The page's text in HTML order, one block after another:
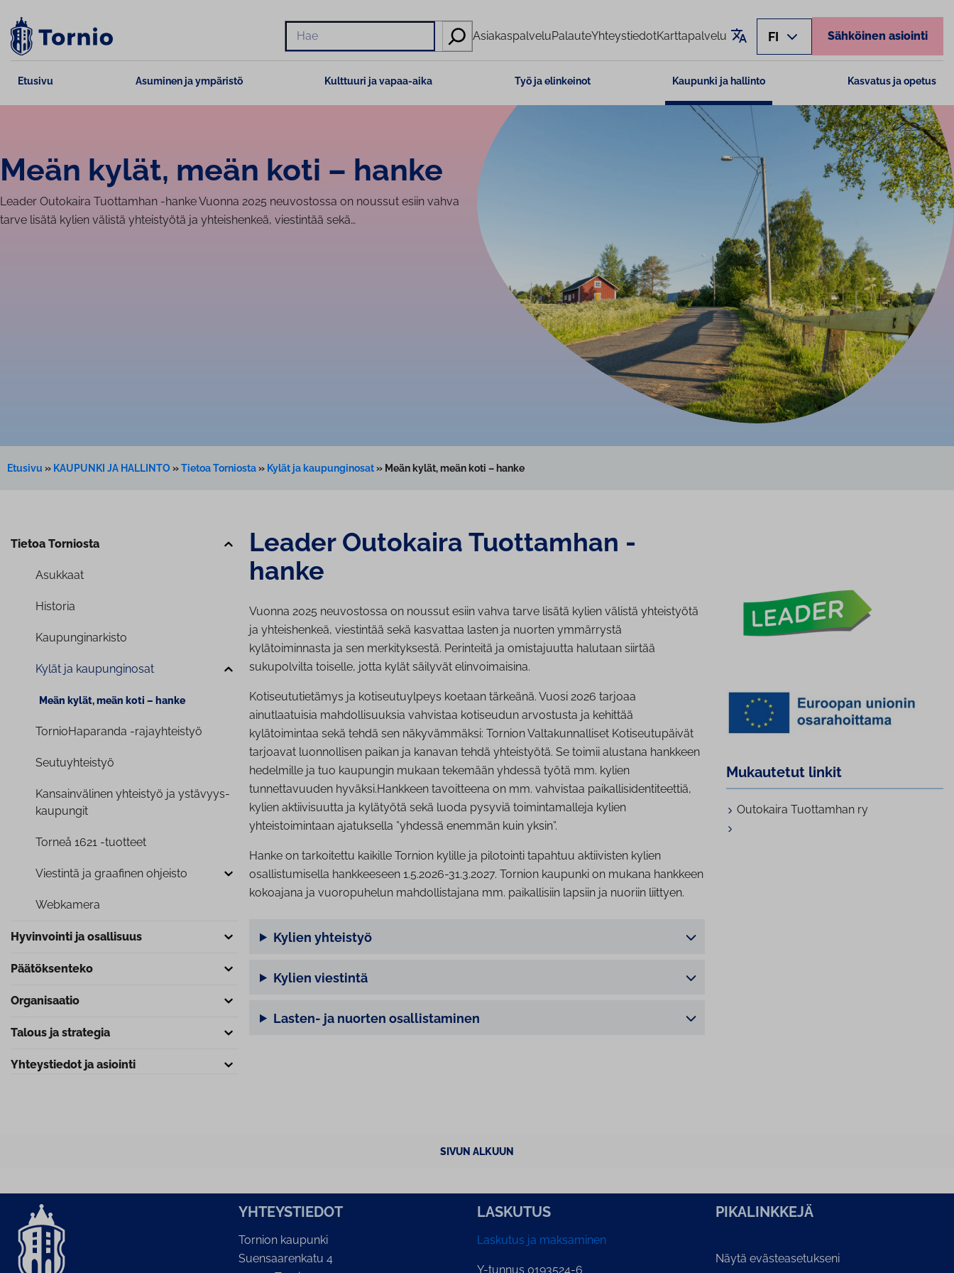
sisältöön
Hae
AsiakaspalveluPalauteYhteystiedotKarttapalvelu Käännä sivu
FI Sähköinen asiointi
Etusivu Asuminen ja ympäristö Kulttuuri ja vapaa-aika Työ ja elinkeinot Kaupunki ja hallinto Kasvatus ja opetus
Meän kylät, meän koti – hanke
Leader Outokaira Tuottamhan -hanke Vuonna 2025 neuvostossa on noussut esiin vahva
tarve lisätä kylien välistä yhteistyötä ja yhteishenkeä, viestintää sekä…
Etusivu » KAUPUNKI JA HALLINTO »Tietoa Torniosta» Kylät ja kaupunginosat» Meän kylät, meän koti – hanke
Tietoa Torniosta
Asukkaat
Historia
Kau­pun­gi­nar­kis­to
Kylät ja kau­pun­gin­osat
Meän kylät, meän koti – hanke
Tor­nio­Ha­pa­ran­da -ra­jayh­teis­työ
Seu­tu­yh­teis­työ
Kan­sain­vä­li­nen yhteistyö ja ys­tä­vyys­
kau­pun­git
Torneå 1621 -tuotteet
Viestintä ja graafinen ohjeisto
Webkamera
Hyvinvointi ja osallisuus
Pää­tök­sen­te­ko
Or­ga­ni­saa­tio
Talous ja strategia
Yh­teys­tie­dot ja asiointi
Leader Outokaira Tuottamhan -
hanke
Vuonna 2025 neuvostossa on noussut esiin vahva tarve lisätä kylien välistä yhteistyötä
ja yhteishenkeä, viestintää sekä kasvattaa lasten ja nuorten ymmärrystä
kylätoiminnasta ja sen merkityksestä. Perinteitä ja omistajuutta halutaan siirtää
sukupolvilta toiselle, jotta kylät säilyvät elinvoimaisina.
Kotiseututietämys ja kotiseutuylpeys koetaan tärkeänä. Vuosi 2026 tarjoaa
ainutlaatuisia mahdollisuuksia vahvistaa kotiseudun arvostusta ja kehittää
kylätoimintaa sekä tehdä sen näkyvämmäksi: Tornion Valtakunnalliset Kotiseutupäivät
tarjoavat luonnollisen paikan ja kanavan tehdä yhteistyötä. Se toimii alustana hankkeen
hedelmille ja tuo kaupungin mukaan tekemään yhdessä työtä mm. kylien
tunnettavuuden hyväksi.Hankkeen tavoitteena on mm. vahvistaa paikallisidentiteettiä,
kylien aktiivisuutta ja kylätyötä sekä luoda pysyviä toimintamalleja kylien
yhteistoimintaan ajatuksella ”yhdessä enemmän kuin yksin”.
Hanke on tarkoitettu kaikille Tornion kylille ja pilotointi tapahtuu aktiivisten kylien
osallistumisella hankkeeseen 1.5.2026-31.3.2027. Tornion kaupunki on mukana hankkeen
kokoajana ja vuoropuhelun mahdollistajana mm. paikallisiin lapsiin ja nuoriin liittyen.
Kylien yhteistyö
Kylien viestintä
Lasten- ja nuorten osallistaminen
Mukautetut linkit
Outokaira Tuottamhan ry
SIVUN ALKUUN
YH­TEYS­TIE­DOT
Tornion kaupunki
Suensaarenkatu 4
LASKUTUS
Laskutus ja maksaminen
Y-tunnus 0193524-6
PI­KA­LINK­KE­JÄ
Näytä evästeasetukseni